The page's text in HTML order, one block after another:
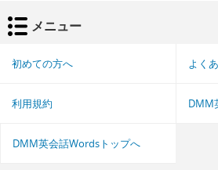
メニュー
初めての方へ よく
利用規約 DMM
DMM英会話Wordsトップへ